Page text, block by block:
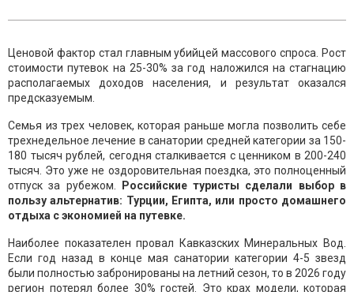
Ценовой фактор стал главным убийцей массового спроса. Рост
стоимости путевок на 25-30% за год наложился на стагнацию
располагаемых доходов населения, и результат оказался
предсказуемым.
Семья из трех человек, которая раньше могла позволить себе
трехнедельное лечение в санатории средней категории за 150-
180 тысяч рублей, сегодня сталкивается с ценником в 200-240
тысяч. Это уже не оздоровительная поездка, это полноценный
отпуск за рубежом.
Российские туристы сделали выбор в
пользу альтернатив: Турции, Египта, или просто домашнего
отдыха с экономией на путевке.
Наиболее показателен провал Кавказских Минеральных Вод.
Если год назад в конце мая санатории категории 4-5 звезд
были полностью забронированы на летний сезон, то в 2026 году
регион потерял более 30% гостей. Это крах модели, которая